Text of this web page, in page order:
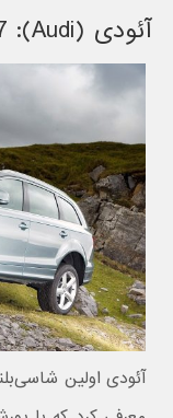
آئودی (Audi): Q7